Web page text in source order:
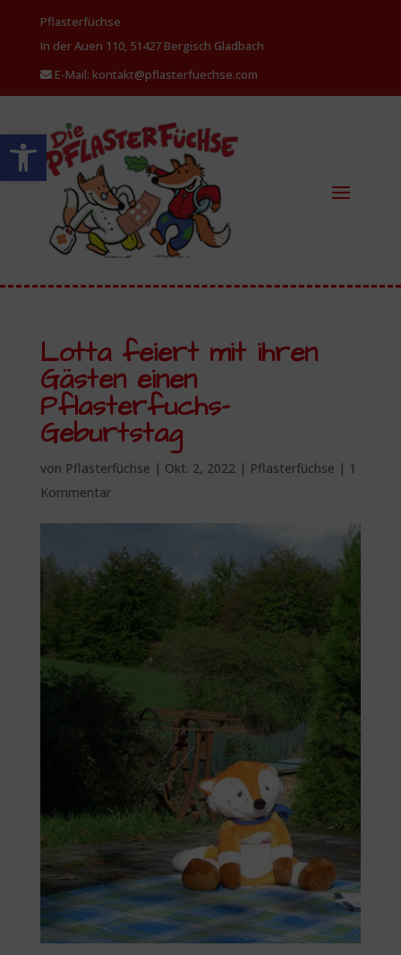
Werkzeugleiste öffnen
Pflasterfüchse
In der Auen 110, 51427 Bergisch Gladbach
E-Mail: kontakt@pflasterfuechse.com
Lotta feiert mit ihren
Gästen einen
Pflasterfuchs-
Geburtstag
von Pflasterfüchse | Okt. 2, 2022| Pflasterfüchse | 1
Kommentar